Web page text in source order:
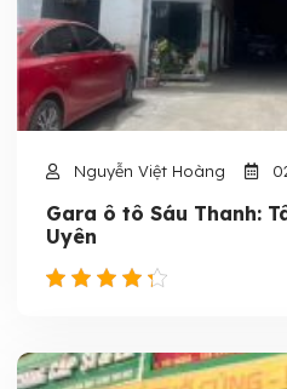
Nguyễn Việt Hoàng
Gara ô tô Sáu Thanh:
Uyên